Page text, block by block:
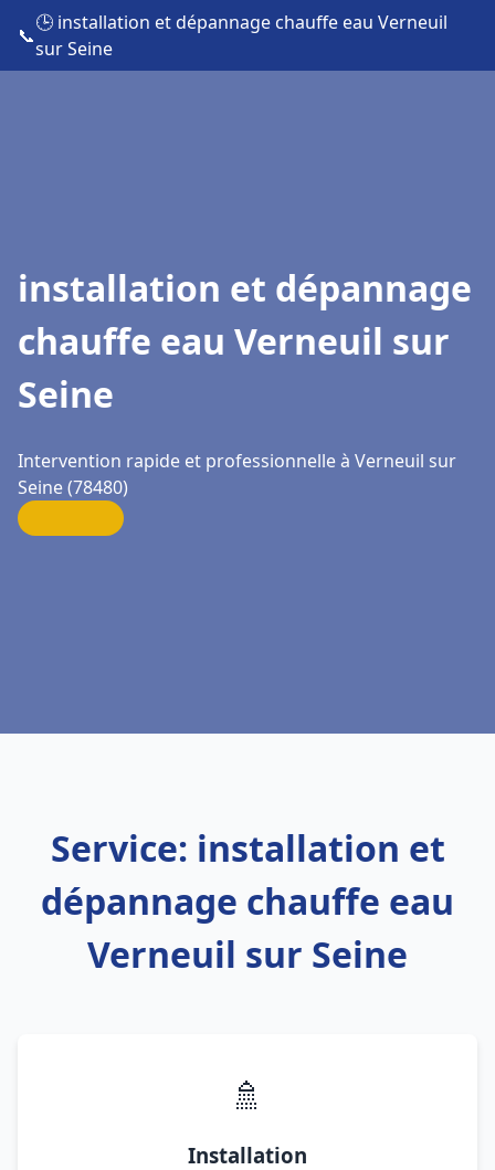
📞
🕒 installation et dépannage chauffe eau Verneuil
sur Seine
installation et dépannage
chauffe eau Verneuil sur
Seine
Intervention rapide et professionnelle à Verneuil sur
Seine (78480)
Service: installation et
dépannage chauffe eau
Verneuil sur Seine
🚿
Installation